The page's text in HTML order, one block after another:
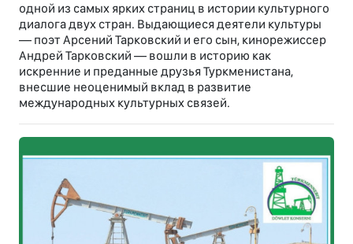
одной из самых ярких страниц в истории культурного
диалога двух стран. Выдающиеся деятели культуры
— поэт Арсений Тарковский и его сын, кинорежиссер
Андрей Тарковский — вошли в историю как
искренние и преданные друзья Туркменистана,
внесшие неоценимый вклад в развитие
международных культурных связей.